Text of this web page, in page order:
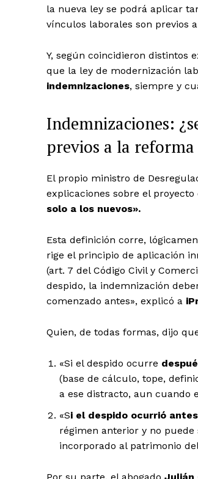
la nueva ley se podrá aplicar
vínculos laborales son previos
Y, según coincidieron distintos
que la ley de modernización
indemnizaciones, siempre y
Indemnizaciones:
previos a la
El propio ministro de
explicaciones sobre el
solo a los nuevos».
Esta definición corre,
rige el principio de aplicación
(art. 7 del Código Civil y
despido, la indemnización
comenzado antes», explicó a
Quien, de todas formas, dijo
«Si el despido ocurre
(base de cálculo, tope,
a ese distracto, aun cuando
«Si el despido ocurrió
régimen anterior y no
incorporado al patrimonio